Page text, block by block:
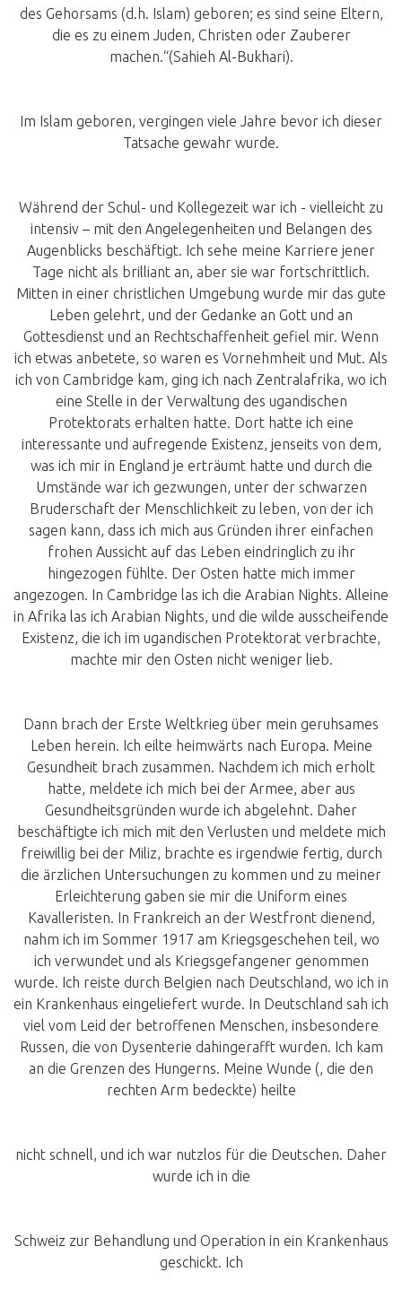
des Gehorsams (d.h. Islam) geboren; es sind seine Eltern,
die es zu einem Juden, Christen oder Zauberer
machen.“(Sahieh Al-Bukhari).
Im Islam geboren, vergingen viele Jahre bevor ich dieser
Tatsache gewahr wurde.
Während der Schul- und Kollegezeit war ich - vielleicht zu
intensiv – mit den Angelegenheiten und Belangen des
Augenblicks beschäftigt. Ich sehe meine Karriere jener
Tage nicht als brilliant an, aber sie war fortschrittlich.
Mitten in einer christlichen Umgebung wurde mir das gute
Leben gelehrt, und der Gedanke an Gott und an
Gottesdienst und an Rechtschaffenheit gefiel mir. Wenn
ich etwas anbetete, so waren es Vornehmheit und Mut. Als
ich von Cambridge kam, ging ich nach Zentralafrika, wo ich
eine Stelle in der Verwaltung des ugandischen
Protektorats erhalten hatte. Dort hatte ich eine
interessante und aufregende Existenz, jenseits von dem,
was ich mir in England je erträumt hatte und durch die
Umstände war ich gezwungen, unter der schwarzen
Bruderschaft der Menschlichkeit zu leben, von der ich
sagen kann, dass ich mich aus Gründen ihrer einfachen
frohen Aussicht auf das Leben eindringlich zu ihr
hingezogen fühlte. Der Osten hatte mich immer
angezogen. In Cambridge las ich die Arabian Nights. Alleine
in Afrika las ich Arabian Nights, und die wilde ausscheifende
Existenz, die ich im ugandischen Protektorat verbrachte,
machte mir den Osten nicht weniger lieb.
Dann brach der Erste Weltkrieg über mein geruhsames
Leben herein. Ich eilte heimwärts nach Europa. Meine
Gesundheit brach zusammen. Nachdem ich mich erholt
hatte, meldete ich mich bei der Armee, aber aus
Gesundheitsgründen wurde ich abgelehnt. Daher
beschäftigte ich mich mit den Verlusten und meldete mich
freiwillig bei der Miliz, brachte es irgendwie fertig, durch
die ärzlichen Untersuchungen zu kommen und zu meiner
Erleichterung gaben sie mir die Uniform eines
Kavalleristen. In Frankreich an der Westfront dienend,
nahm ich im Sommer 1917 am Kriegsgeschehen teil, wo
ich verwundet und als Kriegsgefangener genommen
wurde. Ich reiste durch Belgien nach Deutschland, wo ich in
ein Krankenhaus eingeliefert wurde. In Deutschland sah ich
viel vom Leid der betroffenen Menschen, insbesondere
Russen, die von Dysenterie dahingerafft wurden. Ich kam
an die Grenzen des Hungerns. Meine Wunde (, die den
rechten Arm bedeckte) heilte
nicht schnell, und ich war nutzlos für die Deutschen. Daher
wurde ich in die
Schweiz zur Behandlung und Operation in ein Krankenhaus
geschickt. Ich